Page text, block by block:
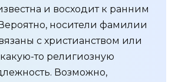
и восходит к ранним
носители фамилии
с христианством или
то религиозную
Возможно,